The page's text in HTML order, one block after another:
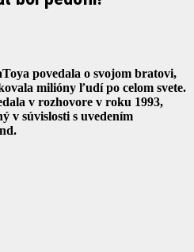
povedala o svojom bratovi,
milióny ľudí po celom svete.
v rozhovore v roku 1993,
v súvislosti s uvedením